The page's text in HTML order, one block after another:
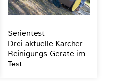
Serientest
Drei aktuelle Kärcher
Reinigungs-Geräte im
Test